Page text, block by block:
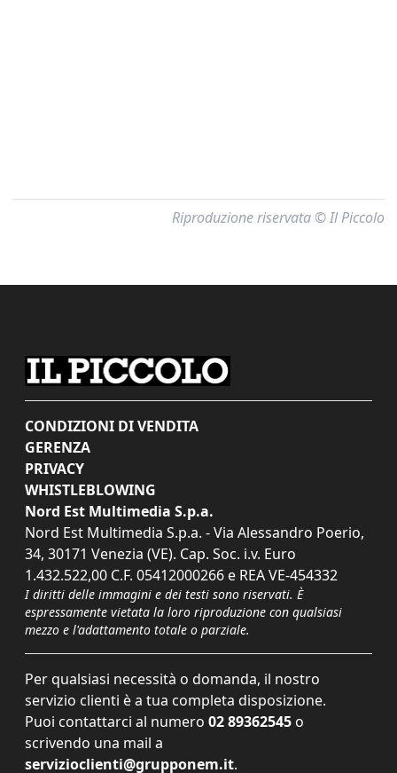
Riproduzione riservata © Il Piccolo
CONDIZIONI DI VENDITA
GERENZA
PRIVACY
WHISTLEBLOWING
Nord Est Multimedia S.p.a.
Nord Est Multimedia S.p.a. - Via Alessandro Poerio,
34, 30171 Venezia (VE). Cap. Soc. i.v. Euro
1.432.522,00 C.F. 05412000266 e REA VE-454332
I diritti delle immagini e dei testi sono riservati. È
espressamente vietata la loro riproduzione con qualsiasi
mezzo e l'adattamento totale o parziale.
Per qualsiasi necessità o domanda, il nostro
servizio clienti è a tua completa disposizione.
Puoi contattarci al numero 02 89362545 o
scrivendo una mail a
servizioclienti@grupponem.it.